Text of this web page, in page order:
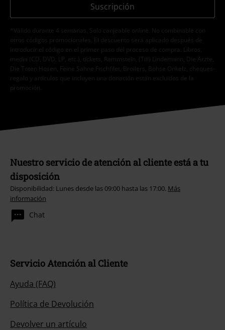
Suscripción
*Válido durante 4 semanas. Solo canjeable online. No combinable con
otros códigos promocionales. El descuento será aplicado después de
introducir el código en el primer paso del proceso de compra. Libros,
media (CD, DVD, LP, etc.), tickets, Rammstein, (Till) Lindemann, Die Ärzte,
Die Toten Hosen, Feine Sahne Fischfilet, Broilers, Böhse Onkelz, cheques-
regalo y artículos que incluyen una donación están excluidos de la
promoción.
Nuestro servicio de atención al cliente está a tu
disposición
Disponibilidad: Lunes desde las 09:00 hasta las 17:00. Más
información
Chat
Servicio Atención al Cliente
Ayuda (FAQ)
Política de Devolución
Devolver un artículo